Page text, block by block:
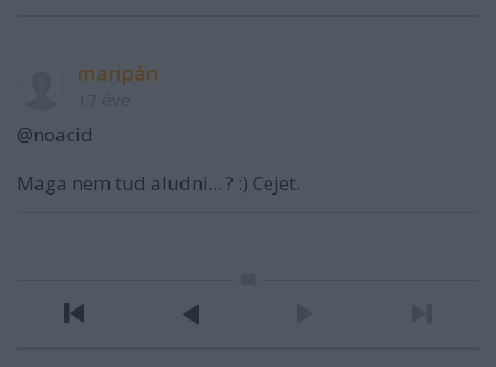
maripán
@noacid
Maga nem tud aludni... ? :) Cejet.